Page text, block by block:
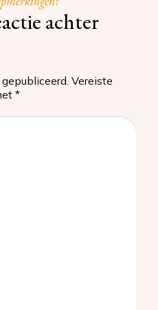
achter
Vereiste
*